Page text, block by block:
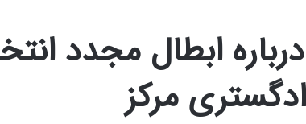
ابطال مجدد
مرکز